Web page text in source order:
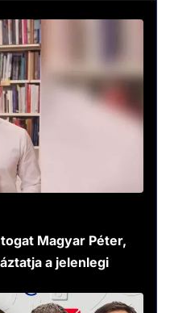
Magyar Péter,
a jelenlegi